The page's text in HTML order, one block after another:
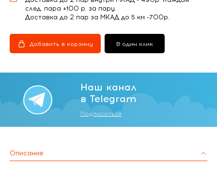
след. пара +100 р. за пару.
Доставка до 2 пар за МКАД до 5 км -700р.
Добавить в корзину В один клик
Наш канал
в Telegram
Подписаться
Описание